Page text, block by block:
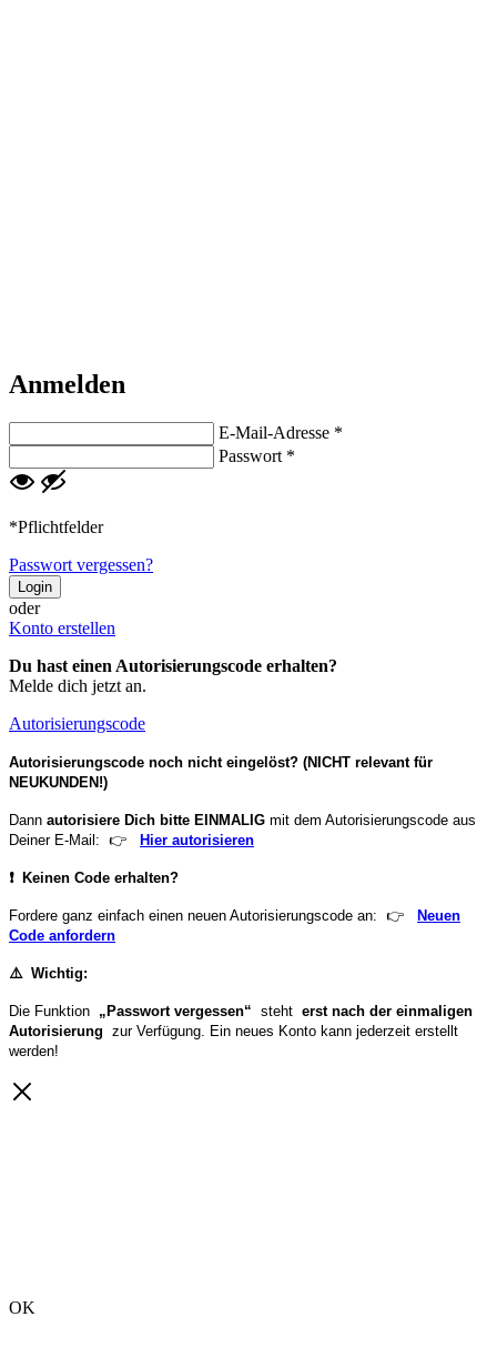
Anmelden
E-Mail-Adresse *
Passwort *
*Pflichtfelder
Passwort vergessen?
Login
oder
Konto erstellen
Du hast einen Autorisierungscode erhalten?
Melde dich jetzt an.
Autorisierungscode
Autorisierungscode noch nicht eingelöst? (NICHT relevant für
NEUKUNDEN!)
Dann autorisiere Dich bitte EINMALIG mit dem Autorisierungscode aus
Deiner E-Mail: 👉 Hier autorisieren
❗ Keinen Code erhalten?
Fordere ganz einfach einen neuen Autorisierungscode an: 👉
Neuen
Code anfordern
⚠️ Wichtig:
Die Funktion „Passwort vergessen“ steht erst nach der einmaligen
Autorisierung zur Verfügung. Ein neues Konto kann jederzeit erstellt
werden!
OK